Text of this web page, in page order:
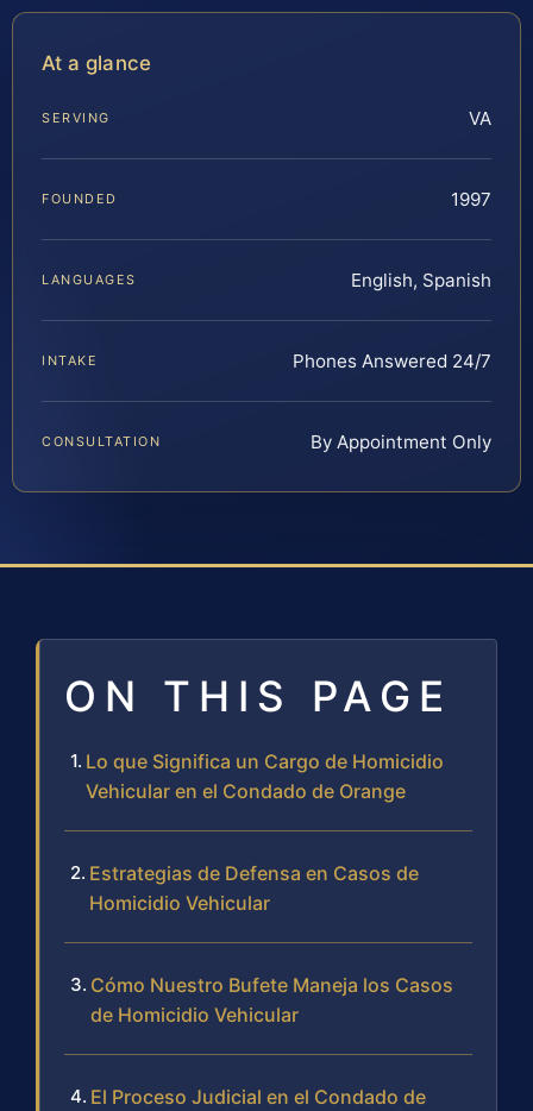
At a glance
SERVING VA
FOUNDED 1997
LANGUAGES English, Spanish
INTAKE Phones Answered 24/7
CONSULTATION By Appointment Only
ON THIS PAGE
Lo que Significa un Cargo de Homicidio
Vehicular en el Condado de Orange
Estrategias de Defensa en Casos de
Homicidio Vehicular
Cómo Nuestro Bufete Maneja los Casos
de Homicidio Vehicular
El Proceso Judicial en el Condado de